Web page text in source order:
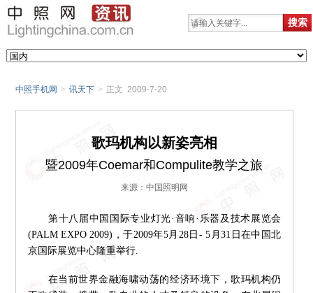
中照手机网 > 讯天下 > 正文 2009-7-20
歌玛机构以新姿亮相
暨2009年Coemar和Compulite教学之旅
来源：中国照明网
第十八届中国国际专业灯光·音响·乐器及技术展览会
(PALM EXPO 2009)，于2009年5月28日- 5月31日在中国北
京国际展览中心隆重举行.
在当前世界金融海啸动荡的经济环境下，歌玛机构仍